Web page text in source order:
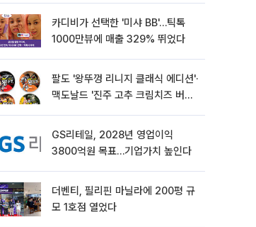
카디비가 선택한 '미샤 BB'…틱톡
1000만뷰에 매출 329% 뛰었다
팔도 '왕뚜껑 리니지 클래식 에디션'·
맥도날드 '진주 고추 크림치즈 버거'
GS리테일, 2028년 영업이익
3800억원 목표…기업가치 높인다
더벤티, 필리핀 마닐라에 200평 규
모 1호점 열었다